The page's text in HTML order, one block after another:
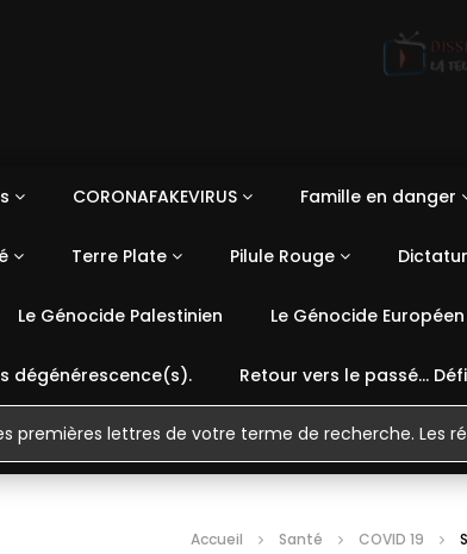
CORONAFAKEVIRUS Famille en danger
Terre Plate Pilule Rouge
Le Génocide Palestinien Le Génocide Européen
dégénérescence(s). Retour vers le passé…
Accueil Santé COVID 19